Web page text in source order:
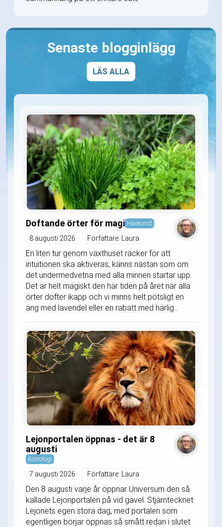
Senaste blogginlägg
LÄS ALLA
Doftande örter för magi Häxkonst
8 augusti 2026 Författare: Laura
En liten tur genom växthuset räcker för att
intuitionen ska aktiveras, känns nästan som om
det undermedvetna med alla minnen startar upp.
Det är helt magiskt den här tiden på året när alla
örter dofter ikapp och vi minns helt pötsligt en
äng med lavendel eller en rabatt med härlig...
Lejonportalen öppnas - det är 8
augusti
Astrologi
7 augusti 2026 Författare: Laura
Den 8 augusti varje år öppnar Universum den så
kallade Lejonportalen på vid gavel. Stjärntecknet
Lejonets egen stora dag, med portalen som
egentligen börjar öppnas så smått redan i slutet